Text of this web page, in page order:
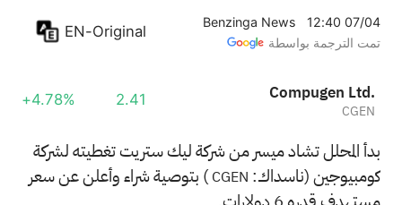
Benzinga News
12:40 07/04
تمت الترجمة بواسطة
EN-Original
Compugen Ltd.
CGEN
2.41
+4.78%
بدأ المحلل تشاد ميسر من شركة ليك ستريت تغطيته لشركة
كومبيوجين (ناسداك: CGEN) بتوصية شراء وأعلن عن سعر